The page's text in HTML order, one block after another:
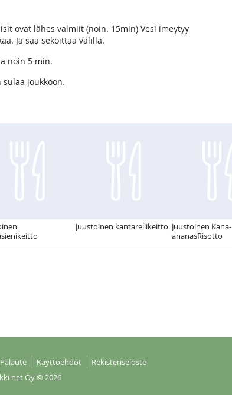
ovat lähes valmiit (noin. 15min) Vesi imeytyy
Ja saa sekoittaa välillä.
noin 5 min.
joukkoon.
Juustoinen kantarellikeitto Juustoinen Kana-
ananasRisotto
Palaute Käyttöehdot
Rekisteriseloste
net Oy© 2026